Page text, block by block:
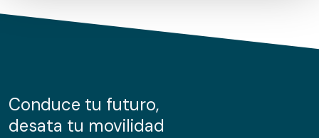
de cookies.
información sobre el uso que haga del sitio web con
nuestros partners de redes sociales, publicidad y análisis
Conduce tu futuro,
desata tu movilidad